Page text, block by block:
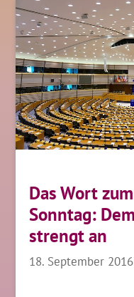
Das Wort
Sonntag:
strengt an
18. September 2016